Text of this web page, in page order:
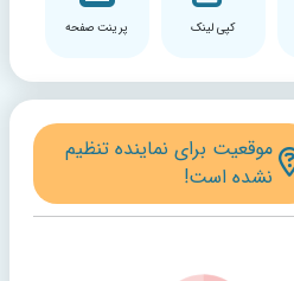
کپی لینک پرینت صفحه
موقعیت برای نماینده تنظیم
نشده است!